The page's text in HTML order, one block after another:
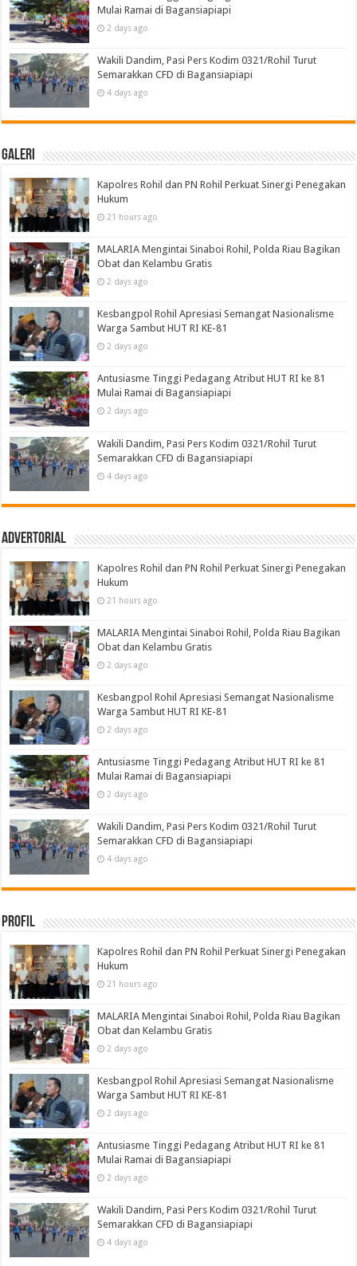
Mulai Ramai di Bagansiapiapi
2 days ago
Wakili Dandim, Pasi Pers Kodim 0321/Rohil Turut
Semarakkan CFD di Bagansiapiapi
4 days ago
Galeri
Kapolres Rohil dan PN Rohil Perkuat Sinergi Penegakan
Hukum
21 hours ago
MALARIA Mengintai Sinaboi Rohil, Polda Riau Bagikan
Obat dan Kelambu Gratis
2 days ago
Kesbangpol Rohil Apresiasi Semangat Nasionalisme
Warga Sambut HUT RI KE-81
2 days ago
Antusiasme Tinggi Pedagang Atribut HUT RI ke 81
Mulai Ramai di Bagansiapiapi
2 days ago
Wakili Dandim, Pasi Pers Kodim 0321/Rohil Turut
Semarakkan CFD di Bagansiapiapi
4 days ago
Advertorial
Kapolres Rohil dan PN Rohil Perkuat Sinergi Penegakan
Hukum
21 hours ago
MALARIA Mengintai Sinaboi Rohil, Polda Riau Bagikan
Obat dan Kelambu Gratis
2 days ago
Kesbangpol Rohil Apresiasi Semangat Nasionalisme
Warga Sambut HUT RI KE-81
2 days ago
Antusiasme Tinggi Pedagang Atribut HUT RI ke 81
Mulai Ramai di Bagansiapiapi
2 days ago
Wakili Dandim, Pasi Pers Kodim 0321/Rohil Turut
Semarakkan CFD di Bagansiapiapi
4 days ago
Profil
Kapolres Rohil dan PN Rohil Perkuat Sinergi Penegakan
Hukum
21 hours ago
MALARIA Mengintai Sinaboi Rohil, Polda Riau Bagikan
Obat dan Kelambu Gratis
2 days ago
Kesbangpol Rohil Apresiasi Semangat Nasionalisme
Warga Sambut HUT RI KE-81
2 days ago
Antusiasme Tinggi Pedagang Atribut HUT RI ke 81
Mulai Ramai di Bagansiapiapi
2 days ago
Wakili Dandim, Pasi Pers Kodim 0321/Rohil Turut
Semarakkan CFD di Bagansiapiapi
4 days ago